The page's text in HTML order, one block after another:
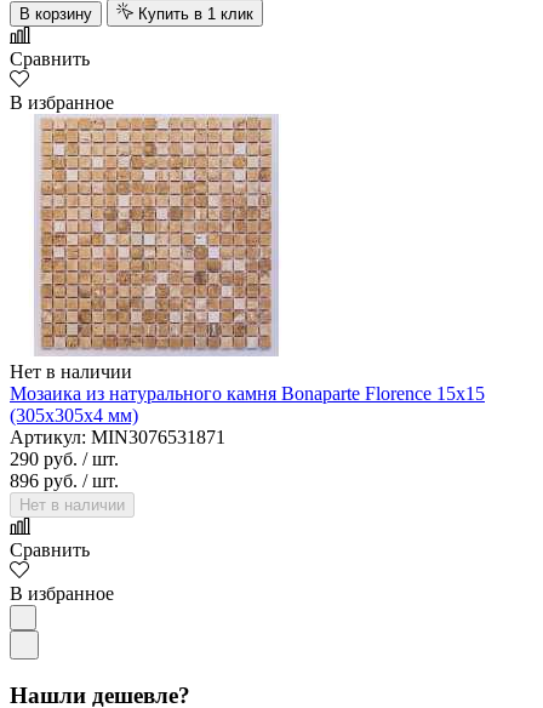
В корзину Купить в 1 клик
Сравнить
В избранное
Нет в наличии
Мозаика из натурального камня Bonaparte Florence 15х15
(305х305х4 мм)
Артикул: MIN3076531871
290 руб. / шт.
896 руб. / шт.
Нет в наличии
Сравнить
В избранное
Нашли дешевле?